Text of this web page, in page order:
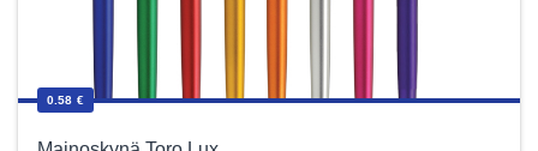
0.58 €